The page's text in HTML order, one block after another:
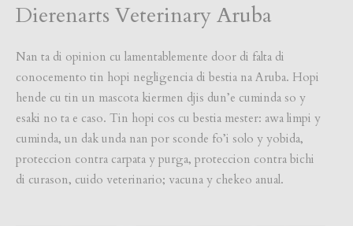
Dierenarts Veterinary Aruba
Nan ta di opinion cu lamentablemente door di falta di
conocemento tin hopi negligencia di bestia na Aruba. Hopi
hende cu tin un mascota kiermen djis dun’e cuminda so y
esaki no ta e caso. Tin hopi cos cu bestia mester: awa limpi y
cuminda, un dak unda nan por sconde fo’i solo y yobida,
proteccion contra carpata y purga, proteccion contra bichi
di curason, cuido veterinario; vacuna y chekeo anual.